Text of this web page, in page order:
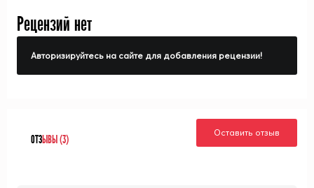
Рецензий нет
Авторизируйтесь на сайте для добавления рецензии!
ОТЗЫВЫ (3)
Оставить отзыв